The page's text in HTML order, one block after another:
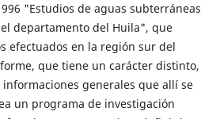
"Estudios de aguas subterráneas
departamento del Huila", que
efectuados en la región sur del
que tiene un ca­rácter distinto,
generales que allí se
un programa de investigación